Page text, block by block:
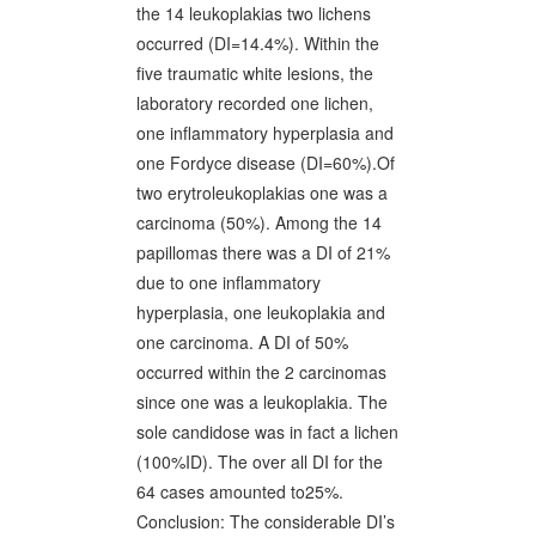
the 14 leukoplakias two lichens
occurred (DI=14.4%). Within the
five traumatic white lesions, the
laboratory recorded one lichen,
one inflammatory hyperplasia and
one Fordyce disease (DI=60%).Of
two erytroleukoplakias one was a
carcinoma (50%). Among the 14
papillomas there was a DI of 21%
due to one inflammatory
hyperplasia, one leukoplakia and
one carcinoma. A DI of 50%
occurred within the 2 carcinomas
since one was a leukoplakia. The
sole candidose was in fact a lichen
(100%ID). The over all DI for the
64 cases amounted to25%.
Conclusion: The considerable DI’s